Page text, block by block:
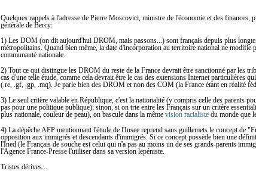
Quelques rappels à l'adresse de Pierre Moscovici, ministre de l'économie et des finances,
générale de Bercy:
1) Les DOM (on dit aujourd'hui DROM, mais passons...) sont français depuis plus
métropolitains. Quand bien même, la date d'incorporation au territoire national ne modifie
communauté nationale.
2) Tout ce qui distingue les DROM du reste de la France devrait être sanctionné par les
cas d'une telle étude, comme cela devrait être le cas des extensions Internet particulières
(.re, .gf, .gp, .mq). Je parle bien des DROM et non des COM (la France étant en réalité
3) Le seul critère valable en République, c'est la nationalité (y compris celle des parents
pas pour une politique publique); sinon, si on trie entre les Français sur un critère
plus nationale, couleur de peau), on bascule dans la même vision racialiste du monde que
4) La dépêche AFP mentionnant l'étude de l'Insee reprend sans guillemets le concept de
opposition aux immigrés et descendants d'immigrés. Si ce concept possède bien une
l'Ined (le Français de souche est celui qui n'a pas au moins un de ses grands-parents
l'Agence France-Presse l'utiliser dans sa version lepéniste.
Tristes dérives...